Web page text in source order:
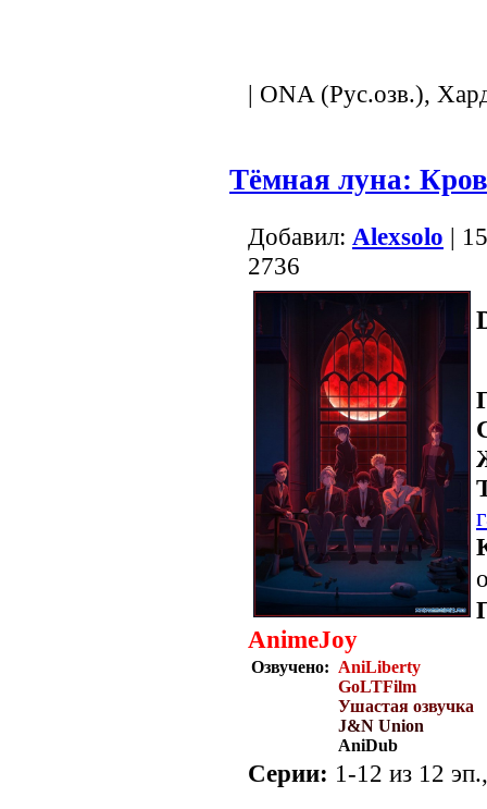
| ONA (Рус.озв.),
Тёмная луна:
Добавил: Alexsolo |
2736
AnimeJoy
Озвучено: AniLiberty
GoLTFilm
Ушастая озвучка
J&N Union
AniDub
Серии: 1-12 из 12